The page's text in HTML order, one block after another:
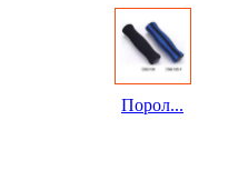
Порол...